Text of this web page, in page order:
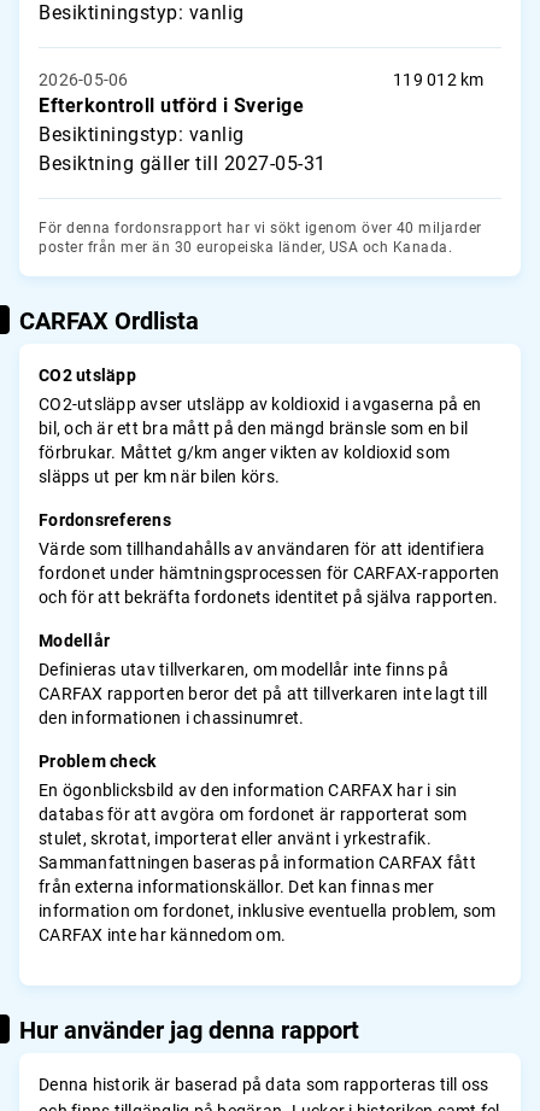
Besiktiningstyp: vanlig
2026-05-06
Efterkontroll utförd i Sverige
Besiktiningstyp: vanlig
Besiktning gäller till 2027-05-31
119 012 km
För denna fordonsrapport har vi sökt igenom över 40 miljarder
poster från mer än 30 europeiska länder, USA och Kanada.
CARFAX Ordlista
CO2 utsläpp
CO2-utsläpp avser utsläpp av koldioxid i avgaserna på en
bil, och är ett bra mått på den mängd bränsle som en bil
förbrukar. Måttet g/km anger vikten av koldioxid som
släpps ut per km när bilen körs.
Fordonsreferens
Värde som tillhandahålls av användaren för att identifiera
fordonet under hämtningsprocessen för CARFAX-rapporten
och för att bekräfta fordonets identitet på själva rapporten.
Modellår
Definieras utav tillverkaren, om modellår inte finns på
CARFAX rapporten beror det på att tillverkaren inte lagt till
den informationen i chassinumret.
Problem check
En ögonblicksbild av den information CARFAX har i sin
databas för att avgöra om fordonet är rapporterat som
stulet, skrotat, importerat eller använt i yrkestrafik.
Sammanfattningen baseras på information CARFAX fått
från externa informationskällor. Det kan finnas mer
information om fordonet, inklusive eventuella problem, som
CARFAX inte har kännedom om.
Hur använder jag denna rapport
Denna historik är baserad på data som rapporteras till oss